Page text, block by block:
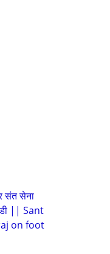
संत सेना
|| Sant
on foot